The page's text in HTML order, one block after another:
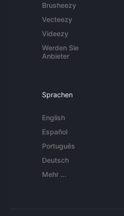
Brusheezy
Vecteezy
Videezy
Werden Sie
Anbieter
Sprachen
English
Español
Português
Deutsch
Mehr ...